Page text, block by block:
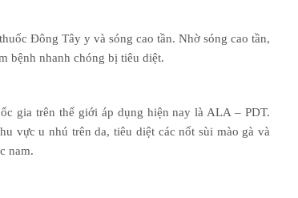
Đông Tây y và sóng cao tần. Nhờ sóng cao tần,
bệnh nhanh chóng bị tiêu diệt.
gia trên thế giới áp dụng hiện nay là ALA – PDT.
vực u nhú trên da, tiêu diệt các nốt sùi mào gà và
nam.